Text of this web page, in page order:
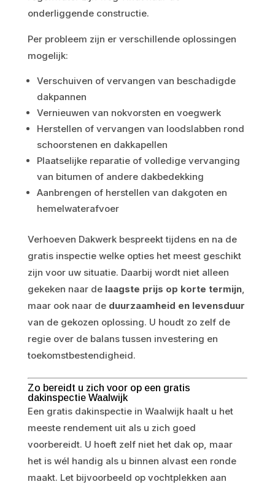
onderliggende constructie.
Per probleem zijn er verschillende oplossingen
mogelijk:
Verschuiven of vervangen van beschadigde
dakpannen
Vernieuwen van nokvorsten en voegwerk
Herstellen of vervangen van loodslabben rond
schoorstenen en dakkapellen
Plaatselijke reparatie of volledige vervanging
van bitumen of andere dakbedekking
Aanbrengen of herstellen van dakgoten en
hemelwaterafvoer
Verhoeven Dakwerk bespreekt tijdens en na de
gratis inspectie welke opties het meest geschikt
zijn voor uw situatie. Daarbij wordt niet alleen
gekeken naar de laagste prijs op korte termijn,
maar ook naar de duurzaamheid en levensduur
van de gekozen oplossing. U houdt zo zelf de
regie over de balans tussen investering en
toekomstbestendigheid.
Zo bereidt u zich voor op een gratis
dakinspectie Waalwijk
Een gratis dakinspectie in Waalwijk haalt u het
meeste rendement uit als u zich goed
voorbereidt. U hoeft zelf niet het dak op, maar
het is wél handig als u binnen alvast een ronde
maakt. Let bijvoorbeeld op vochtplekken aan